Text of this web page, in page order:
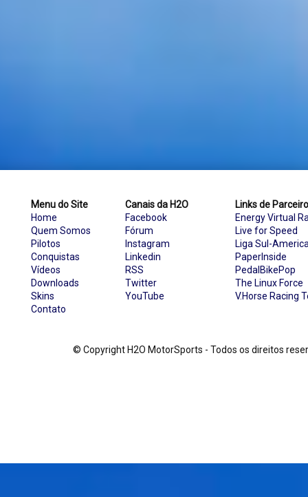
Menu do Site
Home
Quem Somos
Pilotos
Conquistas
Vídeos
Downloads
Skins
Contato
Canais da H2O
Facebook
Fórum
Instagram
Linkedin
RSS
Twitter
YouTube
Links de
Energy Virtual
Live for Speed
Liga Sul-
PaperInside
PedalBikePop
The Linux Force
V.Horse Racing
© Copyright H2O MotorSports - Todos os direitos